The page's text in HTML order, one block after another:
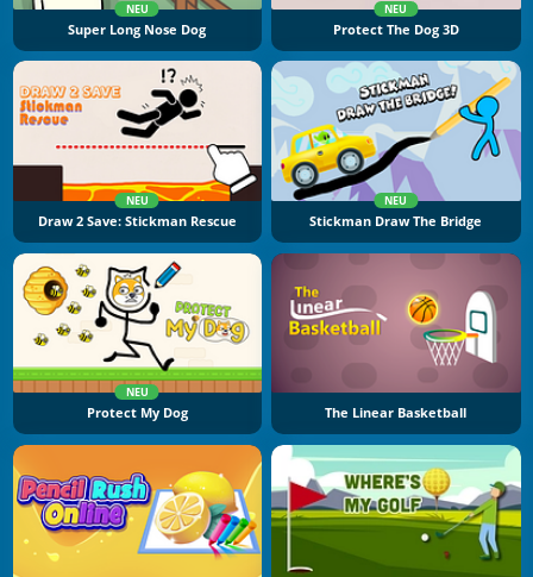
NEU
Super Long Nose Dog
NEU
Protect The Dog 3D
NEU
Draw 2 Save: Stickman Rescue
NEU
Stickman Draw The Bridge
NEU
Protect My Dog The Linear Basketball